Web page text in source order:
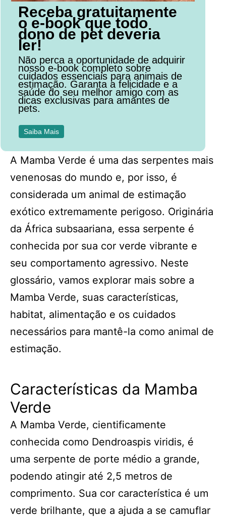
Receba gratuitamente
o e-book que todo
dono de pet deveria
ler!
Não perca a oportunidade de adquirir
nosso e-book completo sobre
cuidados essenciais para animais de
estimação. Garanta a felicidade e a
saúde do seu melhor amigo com as
dicas exclusivas para amantes de
pets.
Saiba Mais
A Mamba Verde é uma das serpentes mais
venenosas do mundo e, por isso, é
considerada um animal de estimação
exótico extremamente perigoso. Originária
da África subsaariana, essa serpente é
conhecida por sua cor verde vibrante e
seu comportamento agressivo. Neste
glossário, vamos explorar mais sobre a
Mamba Verde, suas características,
habitat, alimentação e os cuidados
necessários para mantê-la como animal de
estimação.
Características da Mamba
Verde
A Mamba Verde, cientificamente
conhecida como Dendroaspis viridis, é
uma serpente de porte médio a grande,
podendo atingir até 2,5 metros de
comprimento. Sua cor característica é um
verde brilhante, que a ajuda a se camuflar